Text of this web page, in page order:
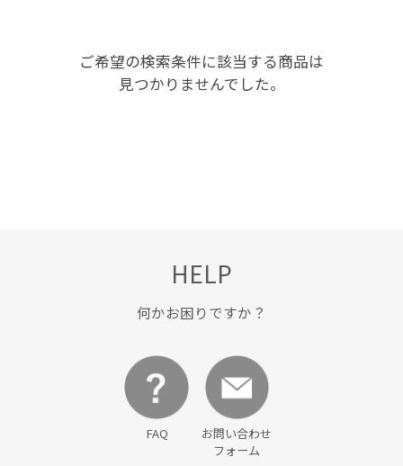
ご希望の検索条件に該当する商品は
見つかりませんでした。
HELP
何かお困りですか？
FAQ
お問い合わせ
フォーム